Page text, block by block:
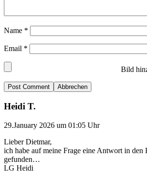
Name *
Email *
Bild
Abbrechen
Heidi T.
29.January 2026 um 01:05 Uhr
Lieber Dietmar,
ich habe auf meine Frage eine Antwort in den
gefunden…
LG Heidi